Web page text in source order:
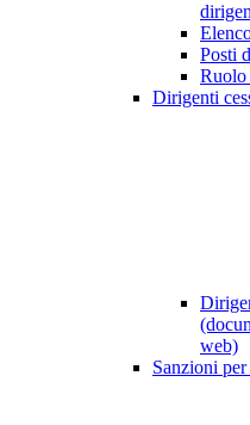
Posti
Ruolo
Dirigenti
web)
Sanzioni